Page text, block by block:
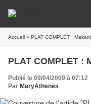
Accueil » PLAT COMPLET :
PLAT COMPLET :
Publié le 09/04/2009 à 07:12
Par MaryAthenes